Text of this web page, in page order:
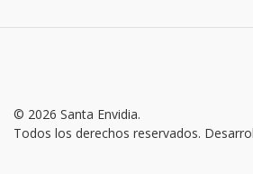
© 2026 Santa Envidia.
Todos los derechos reservados.